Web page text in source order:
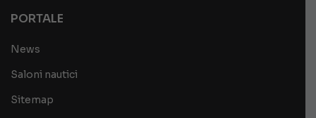
PORTALE
News
Saloni nautici
Sitemap